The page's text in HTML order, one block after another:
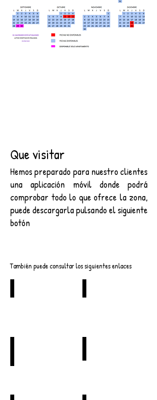
Que visitar
Hemos preparado para nuestro clientes
una aplicación móvil donde podrá
comprobar todo lo que ofrece la zona,
puede descargarla pulsando el siguiente
botón
También puede consultar los siguientes enlaces